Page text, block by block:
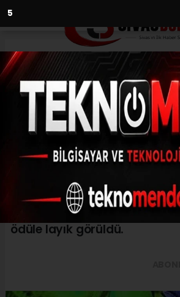
3
Anasayfa
Yarışmada ödül
oldu
15.03.2021 - 11:03, Güncelleme:
Sivas Cumhuriyet Üniversitesi
öğrencilerinden Mehmet Akif
düzenlenen yarışmada tek
ödüle layık görüldü.